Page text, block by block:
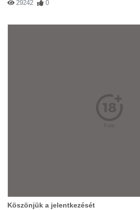
29242 0
Köszönjük a jelentkezését